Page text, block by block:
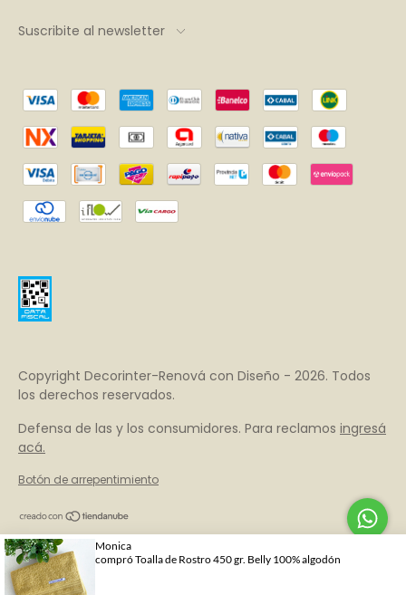
Al navegar por este sitio
Suscribite al newsletter
Copyright Decorinter-Renová con Diseño - 2026. Todos
los derechos reservados.
Defensa de las y los consumidores. Para reclamos ingresá
acá.
Botón de arrepentimiento